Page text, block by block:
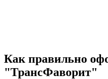
Как правильно
"ТрансФаворит"